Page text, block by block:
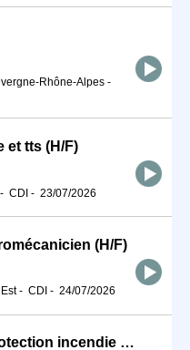
Rhône-Alpes -
et tts (H/F)
- CDI - 23/07/2026
(H/F)
- CDI - 24/07/2026
Responsable technique protection incendie (H/F)